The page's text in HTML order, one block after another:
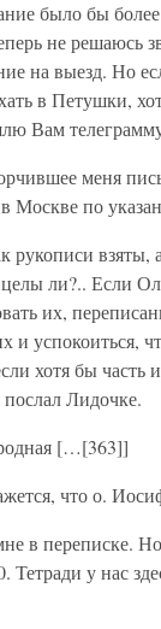
было бы
не решаюсь
на выезд. Но
в Петушки,
Вам
меня
Москве по
взяты,
ли?.. Если
их,
и успокоиться,
хотя бы часть
послал Лидочке.
[…[363]]
что о.
в переписке.
у нас